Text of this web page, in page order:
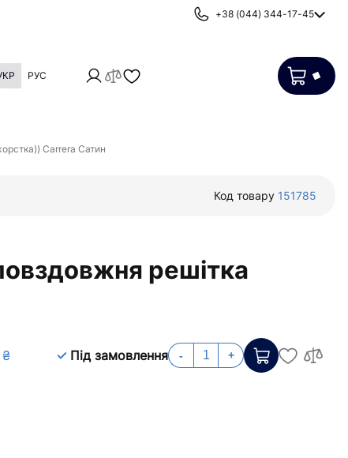
+38 (044) 344-17-45
РУС
Carrera Сатин
Код товару 151785
решітка
₴ Під замовлення - +